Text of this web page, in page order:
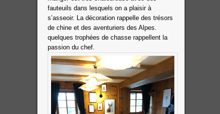
fauteuils dans lesquels on a plaisir à
s’asseoir. La décoration rappelle des trésors
de chine et des aventuriers des Alpes.
quelques trophées de chasse rappellent la
passion du chef.